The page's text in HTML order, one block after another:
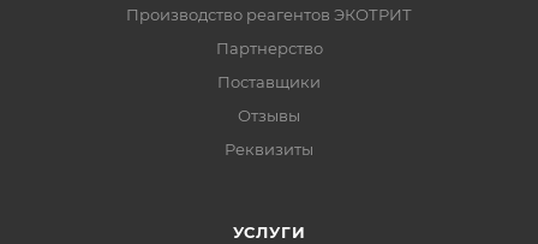
Производство реагентов ЭКОТРИТ
Партнерство
Поставщики
Отзывы
Реквизиты
УСЛУГИ